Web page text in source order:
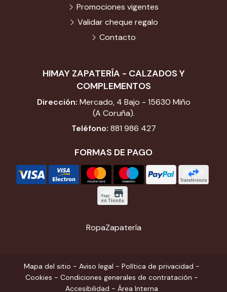
HIMAY ZAPATERÍA - CALZADOS Y
COMPLEMENTOS
Dirección: Mercado, 4 Bajo - 15630 Miño
(A Coruña).
Teléfono: 881 986 427
FORMAS DE PAGO
Promociones vigentes
Validar cheque regalo
Contacto
RopaZapatería
Mapa del sitio - Aviso legal - Política de privacidad -
Cookies - Condiciones generales de contratación -
Accesibilidad - Área Interna